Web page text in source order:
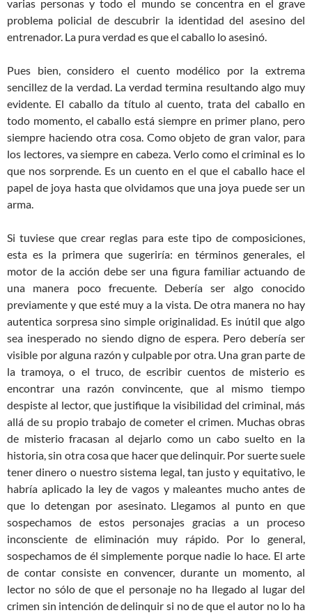
varias personas y todo el mundo se concentra en el grave
problema policial de descubrir la identidad del asesino del
entrenador. La pura verdad es que el caballo lo asesinó.
Pues bien, considero el cuento modélico por la extrema
sencillez de la verdad. La verdad termina resultando algo muy
evidente. El caballo da título al cuento, trata del caballo en
todo momento, el caballo está siempre en primer plano, pero
siempre haciendo otra cosa. Como objeto de gran valor, para
los lectores, va siempre en cabeza. Verlo como el criminal es lo
que nos sorprende. Es un cuento en el que el caballo hace el
papel de joya hasta que olvidamos que una joya puede ser un
arma.
Si tuviese que crear reglas para este tipo de composiciones,
esta es la primera que sugeriría: en términos generales, el
motor de la acción debe ser una figura familiar actuando de
una manera poco frecuente. Debería ser algo conocido
previamente y que esté muy a la vista. De otra manera no hay
autentica sorpresa sino simple originalidad. Es inútil que algo
sea inesperado no siendo digno de espera. Pero debería ser
visible por alguna razón y culpable por otra. Una gran parte de
la tramoya, o el truco, de escribir cuentos de misterio es
encontrar una razón convincente, que al mismo tiempo
despiste al lector, que justifique la visibilidad del criminal, más
allá de su propio trabajo de cometer el crimen. Muchas obras
de misterio fracasan al dejarlo como un cabo suelto en la
historia, sin otra cosa que hacer que delinquir. Por suerte suele
tener dinero o nuestro sistema legal, tan justo y equitativo, le
habría aplicado la ley de vagos y maleantes mucho antes de
que lo detengan por asesinato. Llegamos al punto en que
sospechamos de estos personajes gracias a un proceso
inconsciente de eliminación muy rápido. Por lo general,
sospechamos de él simplemente porque nadie lo hace. El arte
de contar consiste en convencer, durante un momento, al
lector no sólo de que el personaje no ha llegado al lugar del
crimen sin intención de delinquir si no de que el autor no lo ha